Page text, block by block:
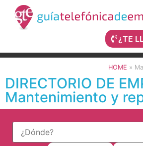
¿TE
HOME »
DIRECTORIO DE
Mantenimiento y